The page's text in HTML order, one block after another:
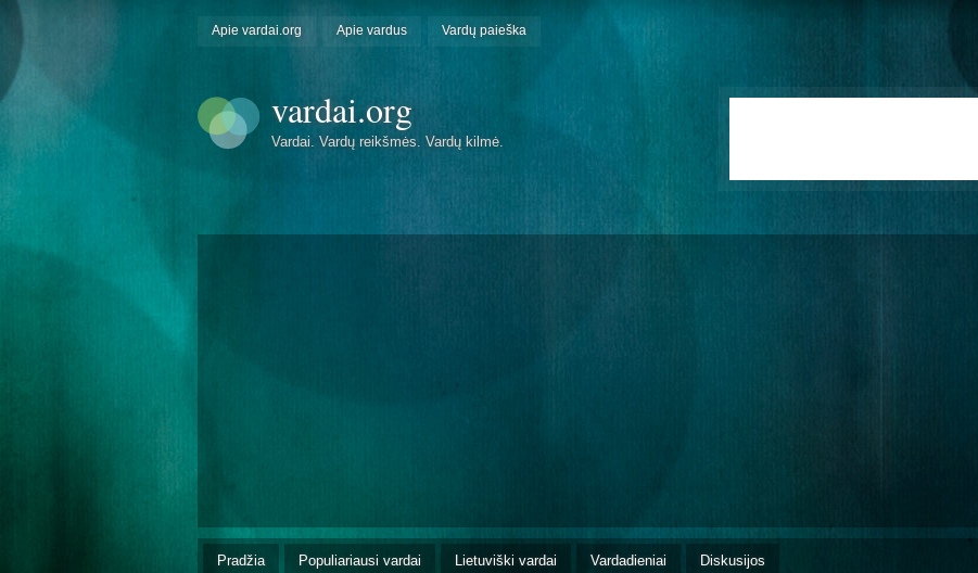
Apie vardai.org Apie vardus Vardų paieška
vardai.org
Vardai. Vardų reikšmės. Vardų kilmė.
Pradžia Populiariausi vardai Lietuviški vardai Vardadieniai Diskusijos